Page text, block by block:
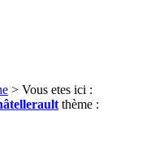
> Vous etes ici :
thème :